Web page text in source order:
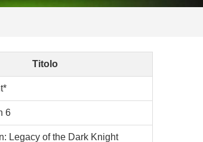
Titolo
6
Legacy of the Dark Knight